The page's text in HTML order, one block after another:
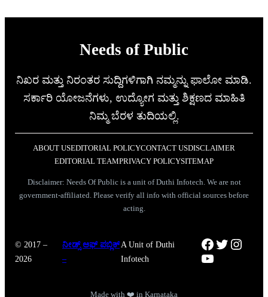
Needs of Public
ನಿಖರ ಮತ್ತು ನಿರಂತರ ಸುದ್ದಿಗಳಿಗಾಗಿ ನಮ್ಮನ್ನು ಫಾಲೋ ಮಾಡಿ.
ಸರ್ಕಾರಿ ಯೋಜನೆಗಳು, ಉದ್ಯೋಗ ಮತ್ತು ಶಿಕ್ಷಣದ ಮಾಹಿತಿ
ನಿಮ್ಮ ಬೆರಳ ತುದಿಯಲ್ಲಿ.
ABOUT USEDITORIAL POLICYCONTACT USDISCLAIMER
EDITORIAL TEAMPRIVACY POLICYSITEMAP
Disclaimer: Needs Of Public is a unit of Duthi Infotech. We are not
government-affiliated. Please verify all info with official sources before
acting.
© 2017 –
2026
ನೀಡ್ಸ್ ಆಫ್ ಪಬ್ಲಿಕ್
–
A Unit of Duthi
Infotech
Facebook
Twitter
YouTube
Made with ❤️ in Karnataka